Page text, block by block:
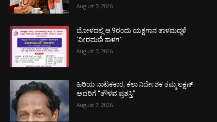
August 7, 2026
ಬೋಳದಲ್ಲಿ ಆ.9ರಂದು ಯಕ್ಷಗಾನ ತಾಳಮದ್ದಳೆ
‘ವೀರಮಣಿ ಕಾಳಗ’
August 7, 2026
ಹಿರಿಯ ನಾಟಕಕಾರ, ಕಲಾ ನಿರ್ದೇಶಕ ತಮ್ಮ ಲಕ್ಷಣ್
ಅವರಿಗೆ “ತೌಳವ ಪ್ರಶಸ್ತಿ”
August 7, 2026